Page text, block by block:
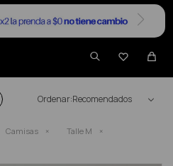

TALLE M
Recomendados
Camisas Talle M